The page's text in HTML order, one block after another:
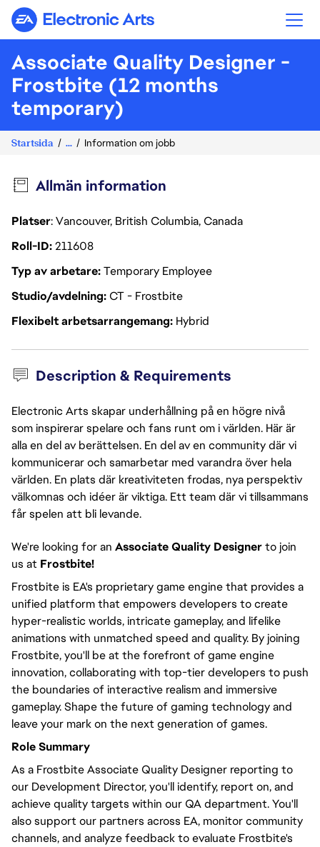
Electronic Arts
Associate Quality Designer -
Frostbite (12 months
temporary)
Startsida ... Information om jobb
Allmän information
Platser: Vancouver, British Columbia, Canada
Roll-ID211608
Typ av arbetareTemporary Employee
Studio/avdelningCT - Frostbite
Flexibelt arbetsarrangemang Hybrid
Description & Requirements
Electronic Arts skapar underhållning på en högre nivå
som inspirerar spelare och fans runt om i världen. Här är
alla en del av berättelsen. En del av en community där vi
kommunicerar och samarbetar med varandra över hela
världen. En plats där kreativiteten frodas, nya perspektiv
välkomnas och idéer är viktiga. Ett team där vi tillsammans
får spelen att bli levande.
We're looking for an Associate Quality Designerto join
us at Frostbite!
Frostbite is EA's proprietary game engine that provides a
unified platform that empowers developers to create
hyper-realistic worlds, intricate gameplay, and lifelike
animations with unmatched speed and quality. By joining
Frostbite, you'll be at the forefront of game engine
innovation, collaborating with top-tier developers to push
the boundaries of interactive realism and immersive
gameplay. Shape the future of gaming technology and
leave your mark on the next generation of games.
Role Summary
As a Frostbite Associate Quality Designer reporting to
our Development Director, you'll identify, report on, and
achieve quality targets within our QA department. You'll
also support our partners across EA, monitor community
channels, and analyze feedback to evaluate Frostbite's